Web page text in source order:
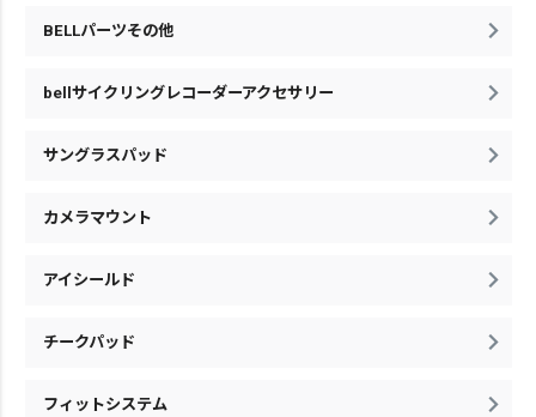
BELLパーツその他
bellサイクリングレコーダーアクセサリー
サングラスパッド
カメラマウント
アイシールド
チークパッド
フィットシステム